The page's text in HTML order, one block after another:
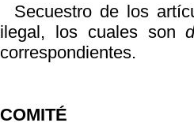
Secuestro de los
ilegal, los cuales son
correspondientes.
COMITÉ